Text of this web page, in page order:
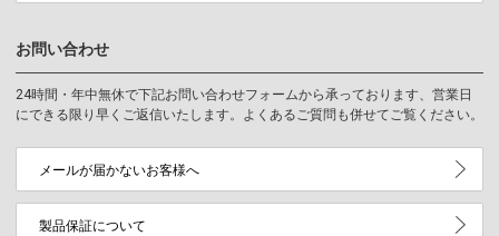
お問い合わせ
24時間・年中無休で下記お問い合わせフォームから承っております、営業日
にできる限り早くご返信いたします。よくあるご質問も併せてご覧ください。
メールが届かないお客様へ
製品保証について